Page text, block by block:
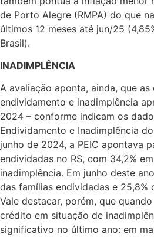
de Porto Alegre (RMPA) do que
últimos 12 meses até jun/25
Brasil).
INADIMPLÊNCIA
A avaliação aponta, ainda, que
endividamento e inadimplência
2024 – conforme indicam os
Endividamento e Inadimplência
junho de 2024, a PEIC apontava
endividadas no RS, com 34,2%
inadimplência. Em junho deste
das famílias endividadas e 25,8%
Vale destacar, porém, que
crédito em situação de
significativo no último ano: em